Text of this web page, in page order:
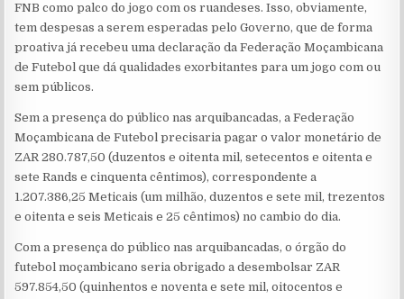
FNB como palco do jogo com os ruandeses. Isso, obviamente,
tem despesas a serem esperadas pelo Governo, que de forma
proativa já recebeu uma declaração da Federação Moçambicana
de Futebol que dá qualidades exorbitantes para um jogo com ou
sem públicos.
Sem a presença do público nas arquibancadas, a Federação
Moçambicana de Futebol precisaria pagar o valor monetário de
ZAR 280.787,50 (duzentos e oitenta mil, setecentos e oitenta e
sete Rands e cinquenta cêntimos), correspondente a
1.207.386,25 Meticais (um milhão, duzentos e sete mil, trezentos
e oitenta e seis Meticais e 25 cêntimos) no cambio do dia.
Com a presença do público nas arquibancadas, o órgão do
futebol moçambicano seria obrigado a desembolsar ZAR
597.854,50 (quinhentos e noventa e sete mil, oitocentos e